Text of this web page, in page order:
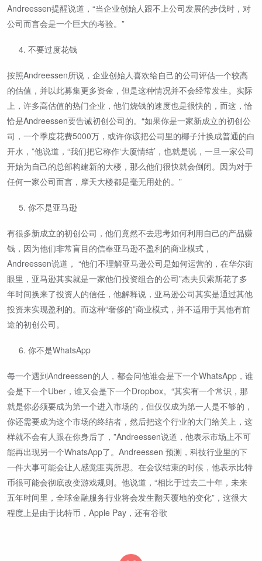
Andreessen提醒说道，“当企业创始人跟不上公司发展的步伐时，对
公司而言会是一个巨大的考验。”
不要过度花钱
按照Andreessen所说，企业创始人喜欢给自己的公司评估一个较高
的估值，并以此募集更多资金，但是这种情况并不会经常发生。实际
上，许多高估值的热门企业，他们烧钱的速度也是很快的，而这，恰
恰是Andreessen要告诫初创公司的。“如果你是一家新成立的初创公
司，一个季度花费5000万，或许你该把公司里的椰子汁换成普通的白
开水，”他说道，“我们把它称作‘大厦情结’，也就是说，一旦一家公司
开始为自己的总部构建新的大楼，那么他们很快就会倒闭。因为对于
任何一家公司而言，摩天大楼都是毫无用处的。”
你不是亚马逊
有很多新成立的初创公司，他们竟然不去思考如何利用自己的产品赚
钱，因为他们非常盲目的信奉亚马逊不盈利的商业模式，
Andreessen说道， “他们不理解亚马逊公司是如何运营的，在华尔街
眼里，亚马逊其实就是一家他们投资组合的公司”杰夫贝索斯花了多
年时间换来了投资人的信任，他解释说，亚马逊公司其实是通过其他
投资来实现盈利的。而这种“奢侈的”商业模式，并不适用于其他有前
途的初创公司。
你不是WhatsApp
每一个遇到Andreessen的人，都会问他谁会是下一个WhatsApp，谁
会是下一个Uber，谁又会是下一个Dropbox。“其实有一个常识，那
就是你必须要成为第一个进入市场的，但仅仅成为第一人是不够的，
你还需要成为这个市场的终结者，然后把这个行业的大门给关上，这
样就不会有人跟在你身后了，”Andreessen说道，他表示市场上不可
能再出现另一个WhatsApp了。Andreessen 预测，科技行业里的下
一件大事可能会让人感觉匪夷所思。在会议结束的时候，他表示比特
币很可能会彻底改变游戏规则。他说道，“相比于过去二十年，未来
五年时间里，全球金融服务行业将会发生翻天覆地的变化”，这很大
程度上是由于比特币，Apple Pay，还有谷歌